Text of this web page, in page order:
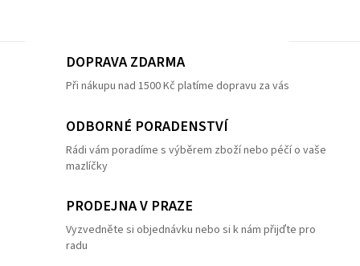
DOPRAVA ZDARMA
Při nákupu nad 1500 Kč platíme dopravu za vás
ODBORNÉ PORADENSTVÍ
Rádi vám poradíme s výběrem zboží nebo péčí o vaše
mazlíčky
PRODEJNA V PRAZE
Vyzvedněte si objednávku nebo si k nám přijďte pro
radu